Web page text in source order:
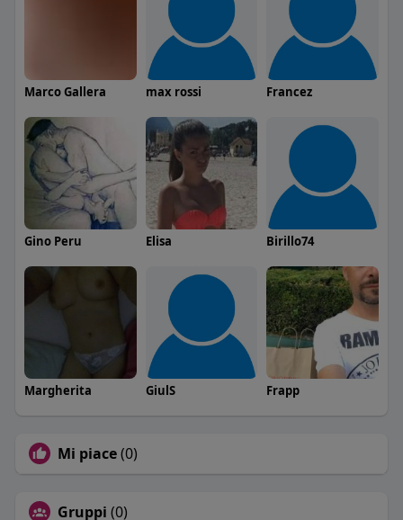
Marco Gallera max rossi Francez
Gino Peru Elisa Birillo74
Margherita GiulS Frapp
Mi piace(0)
Gruppi (0)